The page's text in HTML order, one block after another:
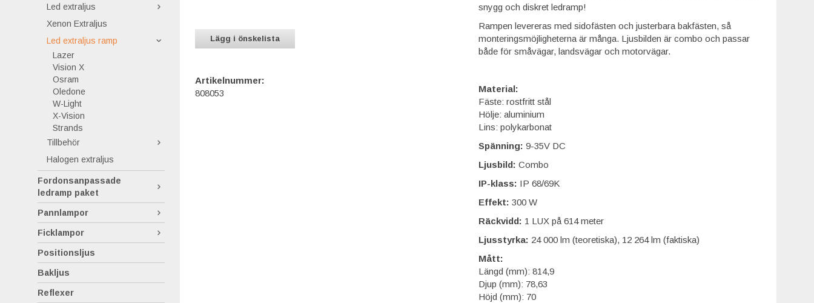
Led extraljus
Xenon Extraljus
Led extraljus ramp
Lazer
Vision X
Osram
Oledone
W-Light
X-Vision
Strands
Tillbehör
Halogen extraljus
Fordonsanpassade
ledramp paket
Pannlampor
Ficklampor
Positionsljus
Bakljus
Reflexer
snygg och diskret ledramp!
Rampen levereras med sidofästen och justerbara bakfästen, så
monteringsmöjligheterna är många. Ljusbilden är combo och passar
både för småvägar, landsvägar och motorvägar.
Material:
Fäste: rostfritt stål
Hölje: aluminium
Lins: polykarbonat
Spänning: 9-35V DC
Ljusbild: Combo
IP-klass: IP 68/69K
Effekt: 300 W
Räckvidd: 1 LUX på 614 meter
Ljusstyrka: 24 000 lm (teoretiska), 12 264 lm (faktiska)
Mått:
Längd (mm): 814,9
Djup (mm): 78,63
Höjd (mm): 70
Lägg i önskelista
Artikelnummer:
808053